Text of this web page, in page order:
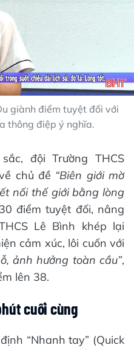
giành điểm tuyệt đối với
thông điệp ý nghĩa.
đội Trường THCS
chủ đề “Biên giới mờ
nối thế giới bằng lòng
điểm tuyệt đối, nâng
Lê Bình khép lại
cảm xúc, lôi cuốn với
ảnh hưởng toàn cầu”,
lên 38.
cuối cùng
“Nhanh tay” (Quick